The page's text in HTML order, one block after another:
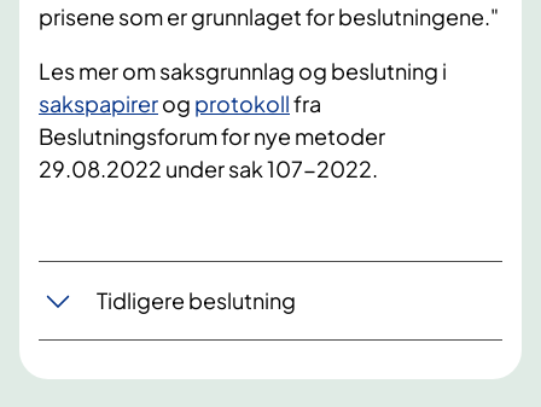
prisene som er grunnlaget for beslutningene."
Les mer om saksgrunnlag og beslutning i
sakspapirerog protokollfra
Beslutningsforum for nye metoder
29.08.2022 under sak 107-2022.
Tidligere beslutning